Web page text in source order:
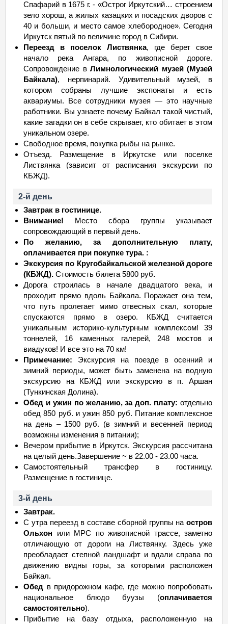
Спафарий в 1675 г. - «Острог Иркутский… строением
зело хорош, а жилых казацких и посадских дворов с
40 и больши, и место самое хлебородное». Сегодня
Иркутск пятый по величине город в Сибири.
Переезд в поселок Листвянка, где берет свое
начало река Ангара, по живописной дороге.
Сопровождение в Лимнологический музей (Музей
Байкала), нерпинарий. Удивительный музей, в
котором собраны лучшие экспонаты и есть
аквариумы. Все сотрудники музея — это научные
работники. Вы узнаете почему Байкал такой чистый,
какие загадки он в себе скрывает, кто обитает в этом
уникальном озере.
Свободное время, покупка рыбы на рынке.
Отъезд. Размещение в Иркутске или поселке
Листвянка (зависит от расписания экскурсии по
КБЖД).
2-й день
Завтрак в гостинице.
Внимание! Место сбора группы указывает
сопровождающий в первый день.
По желанию, за дополнительную плату,
оплачивается при покупке тура. :
Экскурсия по Кругобайкальской железной дороге
(КБЖД). Стоимость билета 5800 руб.
Дорога строилась в начале двадцатого века, и
проходит прямо вдоль Байкала. Поражает она тем,
что путь пролегает мимо отвесных скал, которые
спускаются прямо в озеро. КБЖД считается
уникальным историко-культурным комплексом! 39
тоннелей, 16 каменных галерей, 248 мостов и
виадуков! И все это на 70 км!
Примечание: Экскурсия на поезде в осенний и
зимний периоды, может быть заменена на водную
экскурсию на КБЖД или экскурсию в п. Аршан
(Тункинская Долина).
Обед и ужин по желанию, за доп. плату: отдельно
обед 850 руб. и ужин 850 руб. Питание комплексное
на день – 1500 руб. (в зимний и весенней период
возможны изменения в питании);
Вечером прибытие в Иркутск. Экскурсия рассчитана
на целый день.Завершение ~ в 22.00 - 23.00 часа.
Самостоятельный трансфер в гостиницу.
Размещение в гостинице.
3-й день
Завтрак.
С утра переезд в составе сборной группы на остров
Ольхон или МРС по живописной трассе, заметно
отличающую от дороги на Листвянку. Здесь уже
преобладает степной ландшафт и вдали справа по
движению видны горы, за которыми расположен
Байкал.
Обед в придорожном кафе, где можно попробовать
национальное блюдо буузы (оплачивается
самостоятельно).
Прибытие на базу отдыха, расположенную на